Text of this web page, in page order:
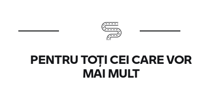
PENTRU TOȚI CEI CARE VOR
MAI MULT